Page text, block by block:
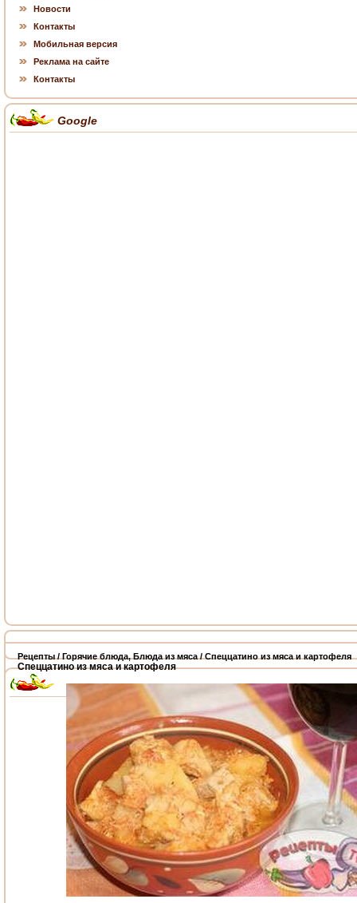
Новости
Контакты
Мобильная версия
Реклама на сайте
Контакты
Google
Рецепты/Горячие блюда,Блюда из мяса/ Спеццатино из мяса и картофеля
Спеццатино из мяса и картофеля